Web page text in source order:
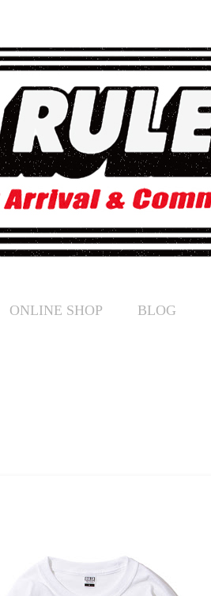
ONLINE SHOP BLOG